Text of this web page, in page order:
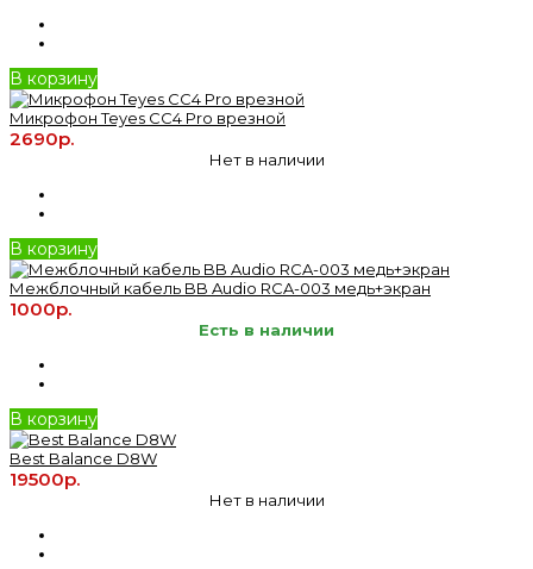
В корзину
Микрофон Teyes CC4 Pro врезной
2690р.
Нет в наличии
В корзину
Межблочный кабель BB Audio RCA-003 медь+экран
1000р.
Есть в наличии
В корзину
Best Balance D8W
19500р.
Нет в наличии